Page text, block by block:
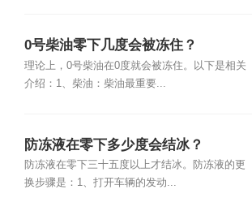
0号柴油零下几度会被冻住？
理论上，0号柴油在0度就会被冻住。以下是相关
介绍：1、柴油：柴油最重要...
防冻液在零下多少度会结冰？
防冻液在零下三十五度以上才结冰。防冻液的更
换步骤是：1、打开车辆的发动...